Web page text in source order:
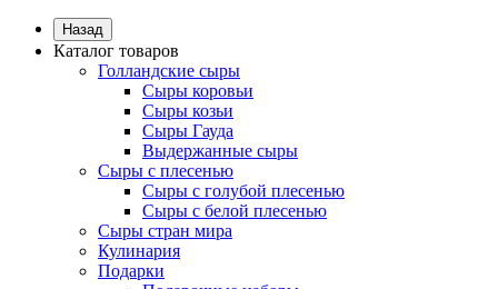
Назад
Каталог товаров
Голландские сыры
Сыры коровьи
Сыры козьи
Сыры Гауда
Выдержанные сыры
Сыры с плесенью
Сыры с голубой плесенью
Сыры с белой плесенью
Сыры стран мира
Кулинария
Подарки